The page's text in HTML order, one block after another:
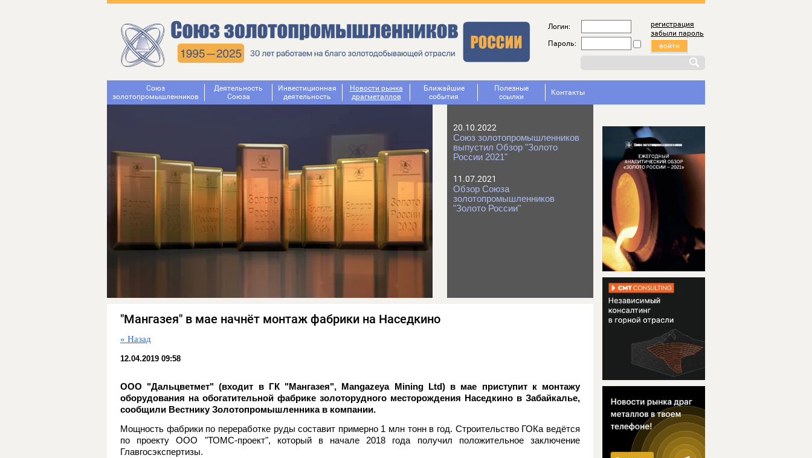
Логин:
Пароль:
регистрация
забыли пароль
Союз
золотопромышленников
Деятельность
Cоюза
Инвестиционная
деятельность
Новости рынка
драгметаллов
Ближайшие
события
Полезные
ссылки
Контакты
20.10.2022
Союз золотопромышленников
выпустил Обзор "Золото
России 2021"
11.07.2021
Обзор Союза
золотопромышленников
"Золото России"
"Мангазея" в мае начнёт монтаж фабрики на Наседкино
« Назад
12.04.2019 09:58
ООО "Дальцветмет" (входит в ГК "Мангазея", Mangazeya Mining Ltd) в мае приступит к монтажу
оборудования на обогатительной фабрике золоторудного месторождения Наседкино в Забайкалье,
сообщили Вестнику Золотопромышленника в компании.
Мощность фабрики по переработке руды составит примерно 1 млн тонн в год. Строительство ГОКа ведётся
по проекту ООО "ТОМС-проект", который в начале 2018 года получил положительное заключение
Главгосэкспертизы.